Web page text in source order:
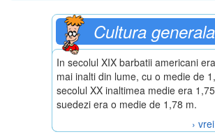
Cultura generala
In secolul XIX barbatii americani
mai inalti din lume, cu o medie de
secolul XX inaltimea medie era
suedezi era o medie de 1,78 m.
›